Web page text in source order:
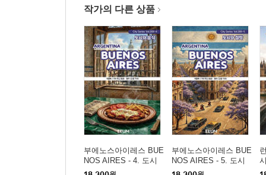
작가의 다른 상품
부에노스아이레스 BUE
NOS AIRES - 4. 도시
와 음식
부에노스아이레스 BUE
NOS AIRES - 5. 도시
와 철학